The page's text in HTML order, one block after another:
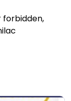
forbidden,